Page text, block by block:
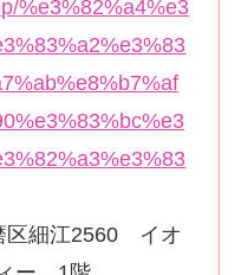
%e3%82%a4%e3
区細江2560 イオ